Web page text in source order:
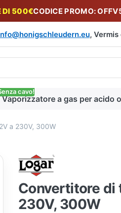
DI 500€CODICE PROMO:
, Vermis
automaticamente durante la
Vaporizzatore a gas per acido
cavo!
a 230V, 300W
Convertitore di
230V, 300W